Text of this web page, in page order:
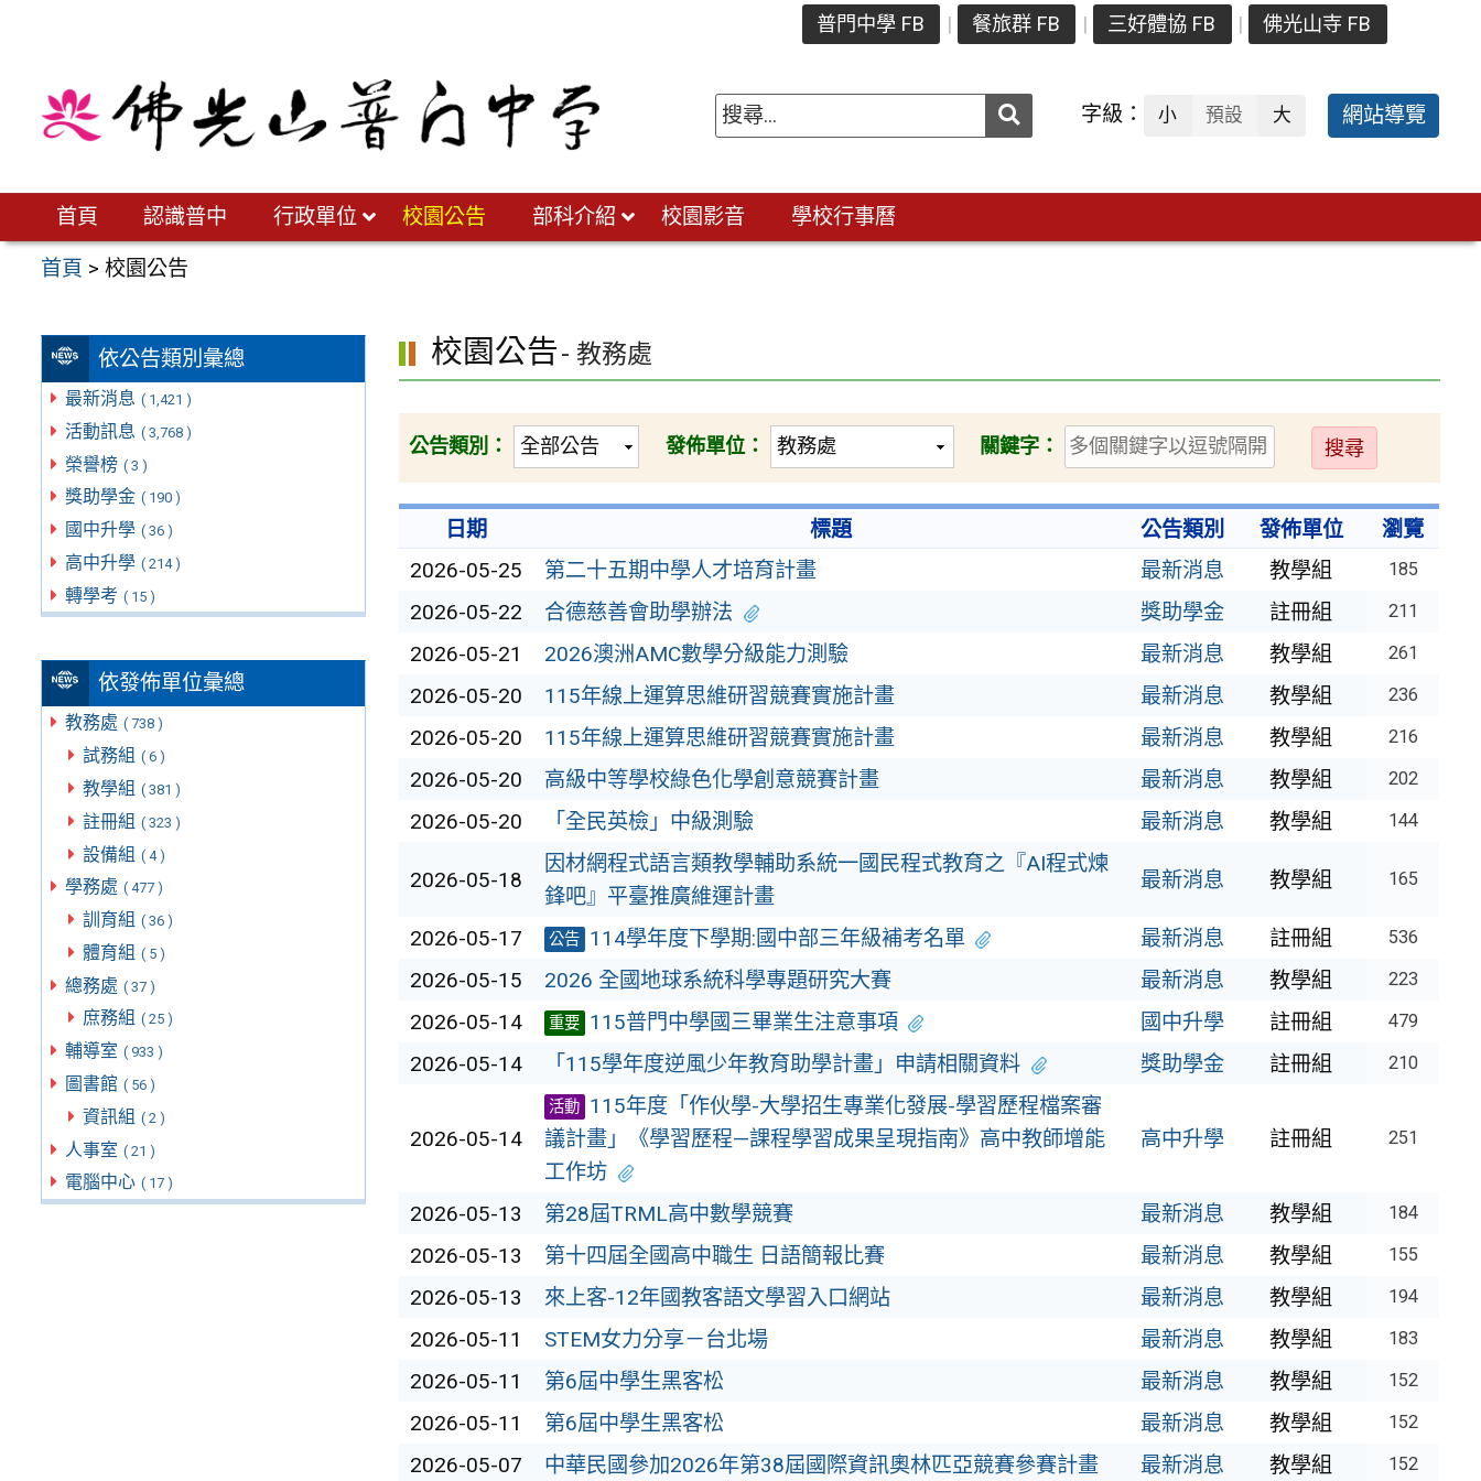
普門中學 FB 餐旅群 FB 三好體協 FB 佛光山寺 FB
送出 字級： 小 預設 大 網站導覽
首頁 認識普中 行政單位 校園公告 部科介紹 校園影音 學校行事曆
首頁 >校園公告
依公告類別彙總
最新消息 ( 1,421 )
活動訊息 ( 3,768 )
榮譽榜 ( 3 )
獎助學金 ( 190 )
國中升學 ( 36 )
高中升學 ( 214 )
轉學考 ( 15 )
依發佈單位彙總
教務處 ( 738 )
試務組 ( 6 )
教學組 ( 381 )
註冊組 ( 323 )
設備組 ( 4 )
學務處 ( 477 )
訓育組 ( 36 )
體育組 ( 5 )
總務處 ( 37 )
庶務組 ( 25 )
輔導室 ( 933 )
圖書館 ( 56 )
資訊組 ( 2 )
人事室 ( 21 )
電腦中心 ( 17 )
校園公告- 教務處
公告類別： 發佈單位： 關鍵字：
送
出
日期 標題 公告類別 發佈單位
瀏覽
2026-05-25
第二十五期中學人才培育計畫 最新消息 教學組 185
2026-05-22 合德慈善會助學辦法 獎助學金 註冊組 211
2026-05-21 2026澳洲AMC數學分級能力測驗 最新消息 教學組 261
2026-05-20 115年線上運算思維研習競賽實施計畫 最新消息 教學組 236
2026-05-20 115年線上運算思維研習競賽實施計畫 最新消息 教學組 216
2026-05-20 高級中等學校綠色化學創意競賽計畫 最新消息 教學組 202
2026-05-20 「全民英檢」中級測驗 最新消息 教學組 144
2026-05-18
因材網程式語言類教學輔助系統一國民程式教育之『AI程式煉
鋒吧』平臺推廣維運計畫
最新消息 教學組 165
2026-05-17 公告 114學年度下學期:國中部三年級補考名單 最新消息 註冊組 536
2026-05-15 2026 全國地球系統科學專題研究大賽 最新消息 教學組 223
2026-05-14 重要 115普門中學國三畢業生注意事項 國中升學 註冊組 479
2026-05-14 「115學年度逆風少年教育助學計畫」申請相關資料 獎助學金 註冊組 210
2026-05-14
活動 115年度「作伙學-大學招生專業化發展-學習歷程檔案審
議計畫」《學習歷程—課程學習成果呈現指南》高中教師增能
工作坊
高中升學 註冊組 251
2026-05-13 第28屆TRML高中數學競賽 最新消息 教學組 184
2026-05-13 第十四屆全國高中職生 日語簡報比賽 最新消息 教學組 155
2026-05-13 來上客-12年國教客語文學習入口網站 最新消息 教學組 194
2026-05-11 STEM女力分享－台北場 最新消息 教學組 183
2026-05-11 第6屆中學生黑客松 最新消息 教學組 152
2026-05-11 第6屆中學生黑客松 最新消息 教學組 152
2026-05-07 中華民國參加2026年第38屆國際資訊奧林匹亞競賽參賽計畫 最新消息 教學組 152